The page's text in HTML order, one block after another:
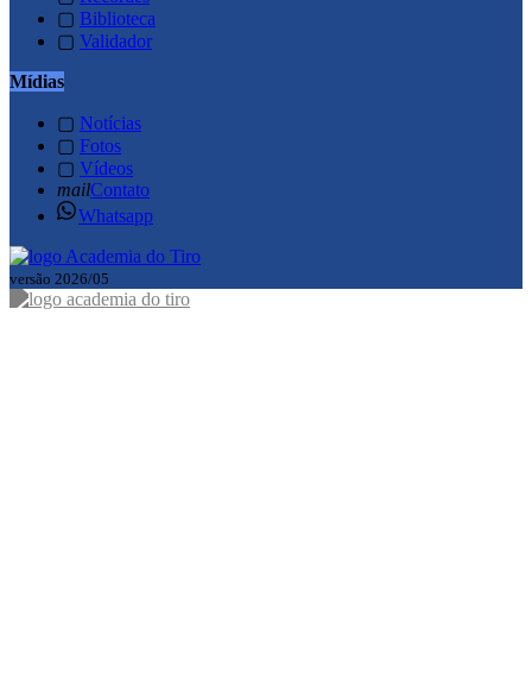
▢ Biblioteca
▢ Validador
Mídias
▢ Notícias
▢ Fotos
▢ Vídeos
mailContato
Whatsapp
versão 2026/05